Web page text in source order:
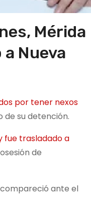
Mérida
Nueva
por tener nexos
de su detención.
fue trasladado a
de
compareció ante el